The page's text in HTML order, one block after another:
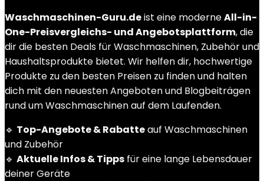
Waschmaschinen-Guru.deist eine moderneAll-in-
One-Preisvergleichs- und Angebotsplattform, die
dir die besten Deals für Waschmaschinen, Zubehör und
Haushaltsprodukte bietet. Wir helfen dir, hochwertige
Produkte zu den besten Preisen zu finden und halten
dich mit den neuesten Angeboten und Blogbeiträgen
rund um Waschmaschinen auf dem Laufenden.
🔹 Top-Angebote & Rabatteauf Waschmaschinen
und Zubehör
🔹 Aktuelle Infos & Tipps für eine lange Lebensdauer
deiner Geräte